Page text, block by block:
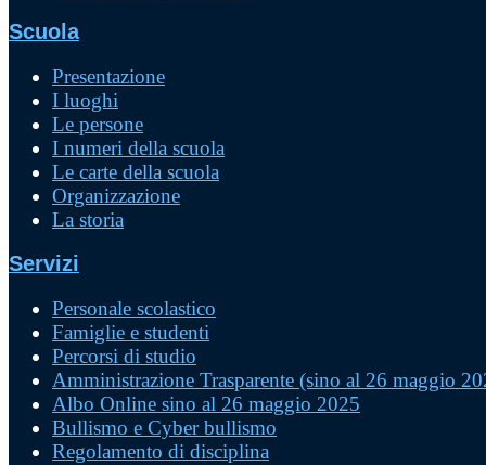
Scuola
Presentazione
I luoghi
Le persone
I numeri della scuola
Le carte della scuola
Organizzazione
La storia
Servizi
Personale scolastico
Famiglie e studenti
Percorsi di studio
Amministrazione Trasparente (sino al 26 maggio
Albo Online sino al 26 maggio 2025
Bullismo e Cyber bullismo
Regolamento di disciplina